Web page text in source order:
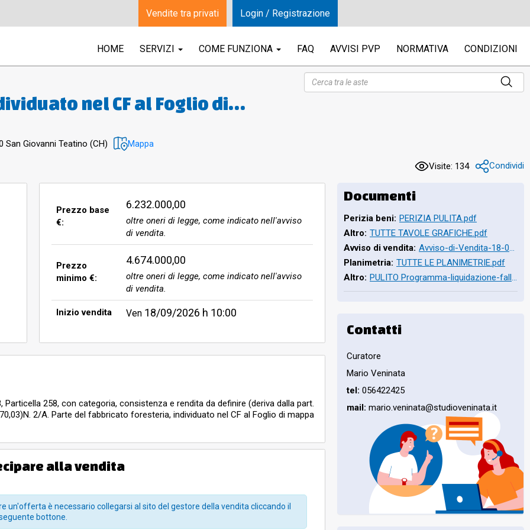
HOME SERVIZI COME FUNZIONA FAQ AVVISI PVP NORMATIVA CONDIZIONI
nel CF al Foglio di
consistenza e rendita
in catasto Cat. C/1, classe 1,
2/A. Parte del
nel CF al Foglio di mappa 3,
consistenza e rendita
in catasto Cat. C/1, classe 1,
2/B. Parte del fabbri
San Giovanni Teatino (CH) Mappa
Visite: 134 Condividi
Prezzo base
€:
6.232.000,00
oltre oneri di legge, come indicato nell'avviso
di vendita.
Prezzo
minimo €:
4.674.000,00
oltre oneri di legge, come indicato nell'avviso
di vendita.
Inizio vendita Ven 18/09/2026 h 10:00
258, con categoria, consistenza e rendita da definire (deriva dalla part.
2/A. Parte del fabbricato foresteria, individuato nel CF al Foglio di mappa
deriva dalla part. 258 in catasto Cat. C/1, classe 1, consistenza 154 mq.,
individuato nel CF al Foglio di mappa 3, Particella 258, (in parte), con
Cat. C/1, classe 1, consistenza 154 mq., R.C. € 3.070,03N. 2/C. Parte del
258, con categoria, consistenza e rendita da definire deriva dalla part. 258 in
3/A. Discoteca all'aperto con relative aree e sovrastanti strutture, compreso
sportiva, con le relative aree esterne pertinenziali e strada di accesso,
a parte dei bagni del fabbricato servizi, oltre l'USO dei beni comuni, nel CF al
Particella 4288N. 4/A. Porzione del piano terra del fabbricato adiacente alle
4290, Sub 1, Cat. D/8, R.C. € 19.000,00N. 4/B. Porzione del primo piano del
alla vendita
è necessario collegarsi al sito del gestore della vendita cliccando il
bottone.
Documenti
Perizia beni: PERIZIA PULITA.pdf
Altro: TUTTE TAVOLE GRAFICHE.pdf
Avviso di vendita:
Planimetria: TUTTE LE PLANIMETRIE.pdf
Altro:
Contatti
Curatore
Mario Veninata
tel: 056422425
mail: mario.veninata@studioveninata.it
Vendite tra privati Login / Registrazione